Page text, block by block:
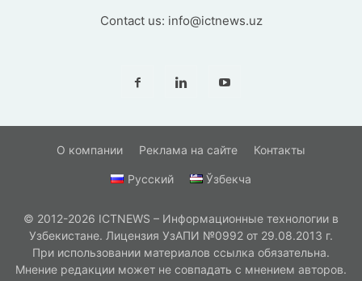
Contact us: info@ictnews.uz
О компании Реклама на сайте Контакты
Русский Ўзбекча
© 2012-2026 ICTNEWS – Информационные технологии в
Узбекистане. Лицензия УзАПИ №0992 от 29.08.2013 г.
При использовании материалов ссылка обязательна.
Мнение редакции может не совпадать с мнением авторов.